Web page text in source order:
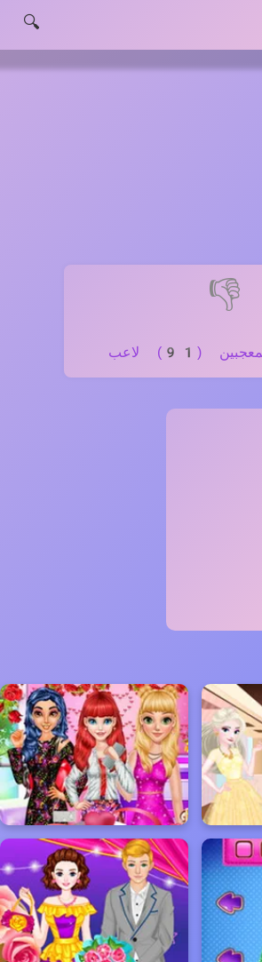
🔍
👎
(91) لاعب